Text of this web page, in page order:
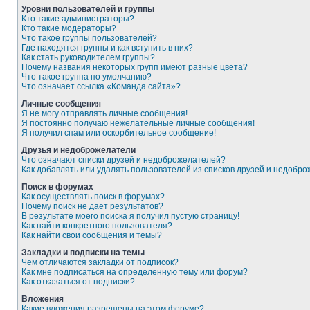
Уровни пользователей и группы
Кто такие администраторы?
Кто такие модераторы?
Что такое группы пользователей?
Где находятся группы и как вступить в них?
Как стать руководителем группы?
Почему названия некоторых групп имеют разные цвета?
Что такое группа по умолчанию?
Что означает ссылка «Команда сайта»?
Личные сообщения
Я не могу отправлять личные сообщения!
Я постоянно получаю нежелательные личные сообщения!
Я получил спам или оскорбительное сообщение!
Друзья и недоброжелатели
Что означают списки друзей и недоброжелателей?
Как добавлять или удалять пользователей из списков друзей и
Поиск в форумах
Как осуществлять поиск в форумах?
Почему поиск не дает результатов?
В результате моего поиска я получил пустую страницу!
Как найти конкретного пользователя?
Как найти свои сообщения и темы?
Закладки и подписки на темы
Чем отличаются закладки от подписок?
Как мне подписаться на определенную тему или форум?
Как отказаться от подписки?
Вложения